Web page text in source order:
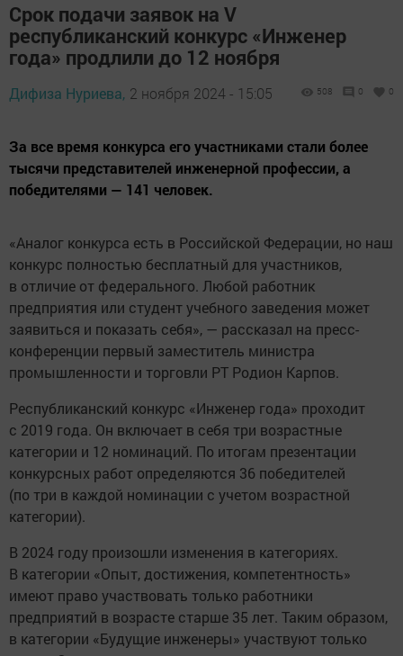
Срок подачи заявок на V
республиканский конкурс «Инженер
года» продлили до 12 ноября
Дифиза Нуриева, 2 ноября 2024 - 15:05 508 0 0
За все время конкурса его участниками стали более
тысячи представителей инженерной профессии, а
победителями — 141 человек.
«Аналог конкурса есть в Российской Федерации, но наш
конкурс полностью бесплатный для участников,
в отличие от федерального. Любой работник
предприятия или студент учебного заведения может
заявиться и показать себя», — рассказал на пресс-
конференции первый заместитель министра
промышленности и торговли РТ Родион Карпов.
Республиканский конкурс «Инженер года» проходит
с 2019 года. Он включает в себя три возрастные
категории и 12 номинаций. По итогам презентации
конкурсных работ определяются 36 победителей
(по три в каждой номинации с учетом возрастной
категории).
В 2024 году произошли изменения в категориях.
В категории «Опыт, достижения, компетентность»
имеют право участвовать только работники
предприятий в возрасте старше 35 лет. Таким образом,
в категории «Будущие инженеры» участвуют только